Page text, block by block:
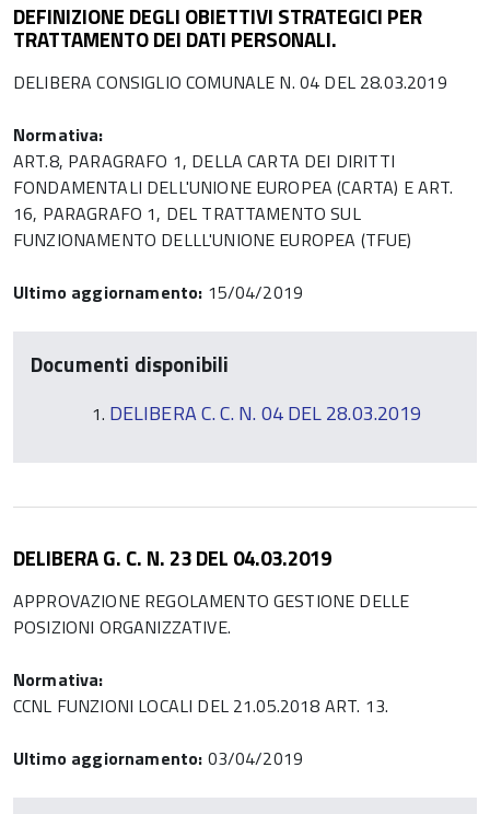
DEFINIZIONE DEGLI OBIETTIVI STRATEGICI PER
TRATTAMENTO DEI DATI PERSONALI.
DELIBERA CONSIGLIO COMUNALE N. 04 DEL 28.03.2019
Normativa:
ART.8, PARAGRAFO 1, DELLA CARTA DEI DIRITTI
FONDAMENTALI DELL'UNIONE EUROPEA (CARTA) E ART.
16, PARAGRAFO 1, DEL TRATTAMENTO SUL
FUNZIONAMENTO DELLL'UNIONE EUROPEA (TFUE)
Ultimo aggiornamento: 15/04/2019
Documenti disponibili
DELIBERA C. C. N. 04 DEL 28.03.2019
DELIBERA G. C. N. 23 DEL 04.03.2019
APPROVAZIONE REGOLAMENTO GESTIONE DELLE
POSIZIONI ORGANIZZATIVE.
Normativa:
CCNL FUNZIONI LOCALI DEL 21.05.2018 ART. 13.
Ultimo aggiornamento: 03/04/2019